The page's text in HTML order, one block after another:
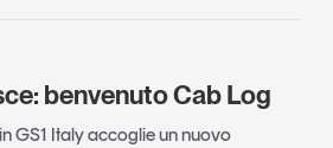
benvenuto Cab Log
GS1 Italy accoglie un nuovo